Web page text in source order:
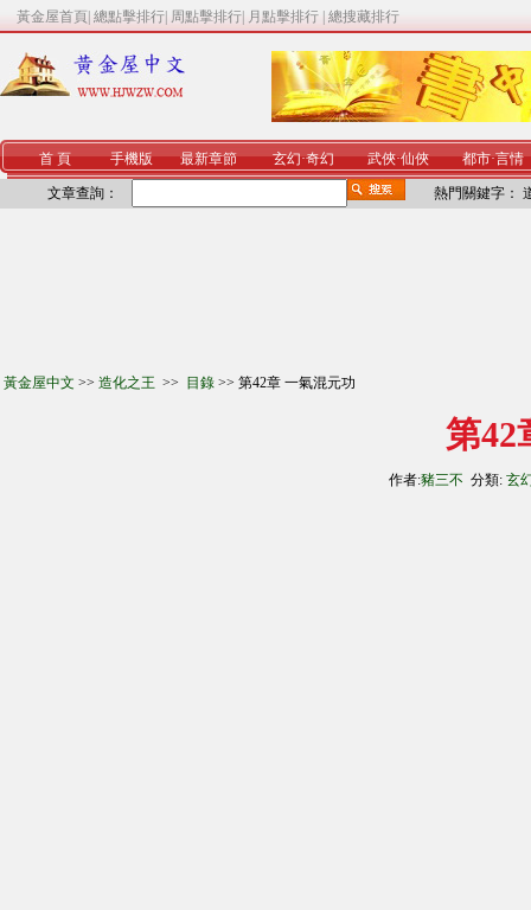
黃金屋首頁 總點擊排行 周點擊排行 月點擊排行 總搜藏排行
首 頁 手機版 最新章節 玄幻·奇幻 武俠·仙俠 都市·言情
文章查詢： 熱門關鍵字：
黃金屋中文 >> 造化之王 >> 目錄 >> 第42章 一氣混元功
第42
作者:豬三不 分類: 玄